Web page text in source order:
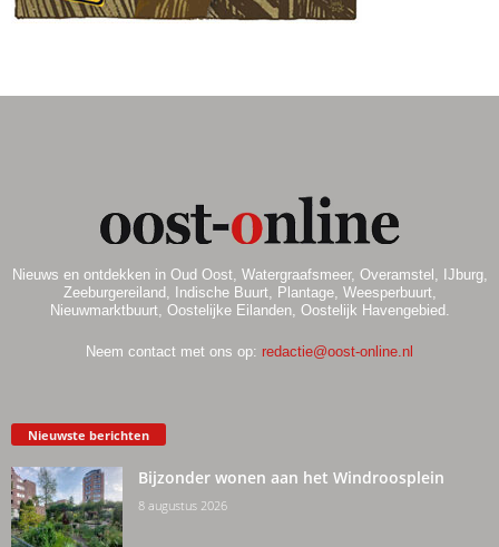
Nieuws en ontdekken in Oud Oost, Watergraafsmeer, Overamstel, IJburg,
Zeeburgereiland, Indische Buurt, Plantage, Weesperbuurt,
Nieuwmarktbuurt, Oostelijke Eilanden, Oostelijk Havengebied.
Neem contact met ons op: redactie@oost-online.nl
Nieuwste berichten
Bijzonder wonen aan het Windroosplein
8 augustus 2026